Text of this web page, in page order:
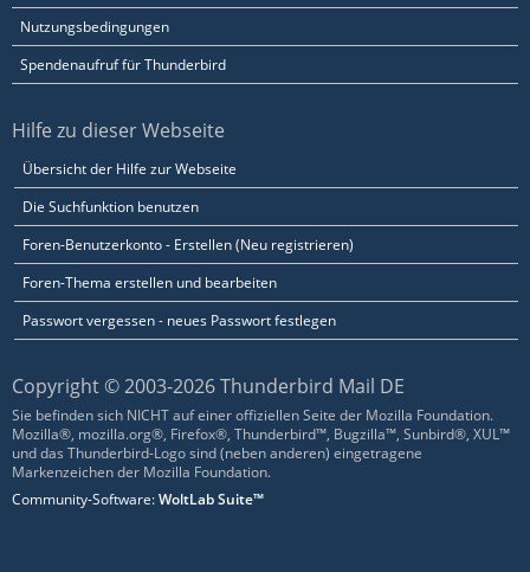
Nutzungsbedingungen
Spendenaufruf für Thunderbird
Hilfe zu dieser Webseite
Übersicht der Hilfe zur Webseite
Die Suchfunktion benutzen
Foren-Benutzerkonto - Erstellen (Neu registrieren)
Foren-Thema erstellen und bearbeiten
Passwort vergessen - neues Passwort festlegen
Copyright © 2003-2026 Thunderbird Mail DE
Sie befinden sich NICHT auf einer offiziellen Seite der Mozilla Foundation.
Mozilla®, mozilla.org®, Firefox®, Thunderbird™, Bugzilla™, Sunbird®, XUL™
und das Thunderbird-Logo sind (neben anderen) eingetragene
Markenzeichen der Mozilla Foundation.
Community-Software:WoltLab Suite™